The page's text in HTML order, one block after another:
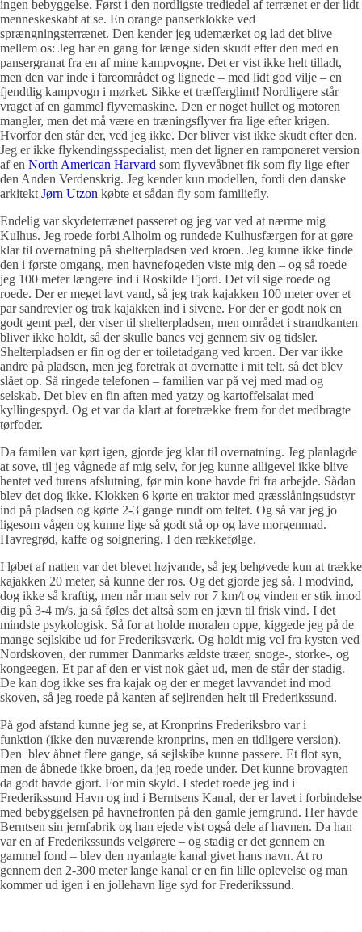
ingen bebyggelse. Først i den nordligste trediedel af terrænet er der lidt
menneskeskabt at se. En orange panserklokke ved
sprængningsterrænet. Den kender jeg udemærket og lad det blive
mellem os: Jeg har en gang for længe siden skudt efter den med en
pansergranat fra en af mine kampvogne. Det er vist ikke helt tilladt,
men den var inde i fareområdet og lignede – med lidt god vilje – en
fjendtlig kampvogn i mørket. Sikke et træfferglimt! Nordligere står
vraget af en gammel flyvemaskine. Den er noget hullet og motoren
mangler, men det må være en træningsflyver fra lige efter krigen.
Hvorfor den står der, ved jeg ikke. Der bliver vist ikke skudt efter den.
Jeg er ikke flykendingsspecialist, men det ligner en ramponeret version
af en North American Harvard som flyvevåbnet fik som fly lige efter
den Anden Verdenskrig. Jeg kender kun modellen, fordi den danske
arkitekt Jørn Utzon købte et sådan fly som familiefly.
Endelig var skydeterrænet passeret og jeg var ved at nærme mig
Kulhus. Jeg roede forbi Alholm og rundede Kulhusfærgen for at gøre
klar til overnatning på shelterpladsen ved kroen. Jeg kunne ikke finde
den i første omgang, men havnefogeden viste mig den – og så roede
jeg 100 meter længere ind i Roskilde Fjord. Det vil sige roede og
roede. Der er meget lavt vand, så jeg trak kajakken 100 meter over et
par sandrevler og trak kajakken ind i sivene. For der er godt nok en
godt gemt pæl, der viser til shelterpladsen, men området i strandkanten
bliver ikke holdt, så der skulle banes vej gennem siv og tidsler.
Shelterpladsen er fin og der er toiletadgang ved kroen. Der var ikke
andre på pladsen, men jeg foretrak at overnatte i mit telt, så det blev
slået op. Så ringede telefonen – familien var på vej med mad og
selskab. Det blev en fin aften med yatzy og kartoffelsalat med
kyllingespyd. Og et var da klart at foretrække frem for det medbragte
tørfoder.
Da familen var kørt igen, gjorde jeg klar til overnatning. Jeg planlagde
at sove, til jeg vågnede af mig selv, for jeg kunne alligevel ikke blive
hentet ved turens afslutning, før min kone havde fri fra arbejde. Sådan
blev det dog ikke. Klokken 6 kørte en traktor med græsslåningsudstyr
ind på pladsen og kørte 2-3 gange rundt om teltet. Og så var jeg jo
ligesom vågen og kunne lige så godt stå op og lave morgenmad.
Havregrød, kaffe og soignering. I den rækkefølge.
I løbet af natten var det blevet højvande, så jeg behøvede kun at trække
kajakken 20 meter, så kunne der ros. Og det gjorde jeg så. I modvind,
dog ikke så kraftig, men når man selv ror 7 km/t og vinden er stik imod
dig på 3-4 m/s, ja så føles det altså som en jævn til frisk vind. I det
mindste psykologisk. Så for at holde moralen oppe, kiggede jeg på de
mange sejlskibe ud for Frederiksværk. Og holdt mig vel fra kysten ved
Nordskoven, der rummer Danmarks ældste træer, snoge-, storke-, og
kongeegen. Et par af den er vist nok gået ud, men de står der stadig.
De kan dog ikke ses fra kajak og der er meget lavvandet ind mod
skoven, så jeg roede på kanten af sejlrenden helt til Frederikssund.
På god afstand kunne jeg se, at Kronprins Frederiksbro var i
funktion (ikke den nuværende kronprins, men en tidligere version).
Den blev åbnet flere gange, så sejlskibe kunne passere. Et flot syn,
men de åbnede ikke broen, da jeg roede under. Det kunne brovagten
da godt havde gjort. For min skyld. I stedet roede jeg ind i
Frederikssund Havn og ind i Berntsens Kanal, der er lavet i forbindelse
med bebyggelsen på havnefronten på den gamle jerngrund. Her havde
Berntsen sin jernfabrik og han ejede vist også dele af havnen. Da han
var en af Frederikssunds velgørere – og stadig er det gennem en
gammel fond – blev den nyanlagte kanal givet hans navn. At ro
gennem den 2-300 meter lange kanal er en fin lille oplevelse og man
kommer ud igen i en jollehavn lige syd for Frederikssund.